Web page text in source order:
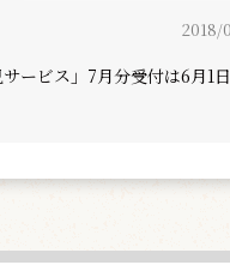
2018/
ービス」7月分受付は6月1